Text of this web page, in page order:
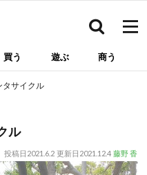
買う 遊ぶ 商う
タサイクル
ル
投稿日 2021.6.2 更新日 2021.12.4 藤野 香